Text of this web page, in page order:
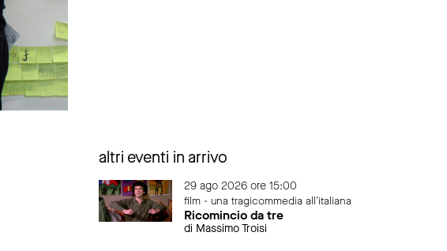
altri eventi in arrivo
29 ago 2026 ore 15:00
film - una tragicommedia all'italiana
Ricomincio da tre
di Massimo Troisi